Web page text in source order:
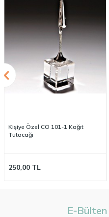
Kişiye Özel CO 101-1 Kağıt
Tutacağı
250,00 TL
E-